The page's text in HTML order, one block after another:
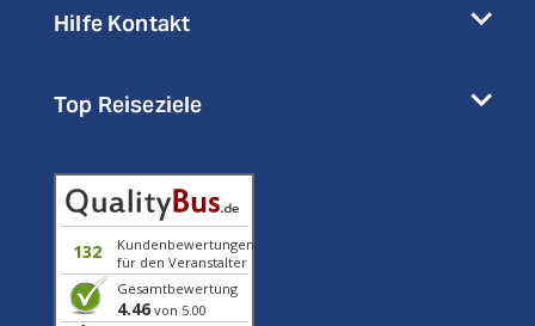
Hilfe Kontakt
Top Reiseziele
132
Kundenbewertungen
für den Veranstalter
Gesamtbewertung
4.46 von 5.00